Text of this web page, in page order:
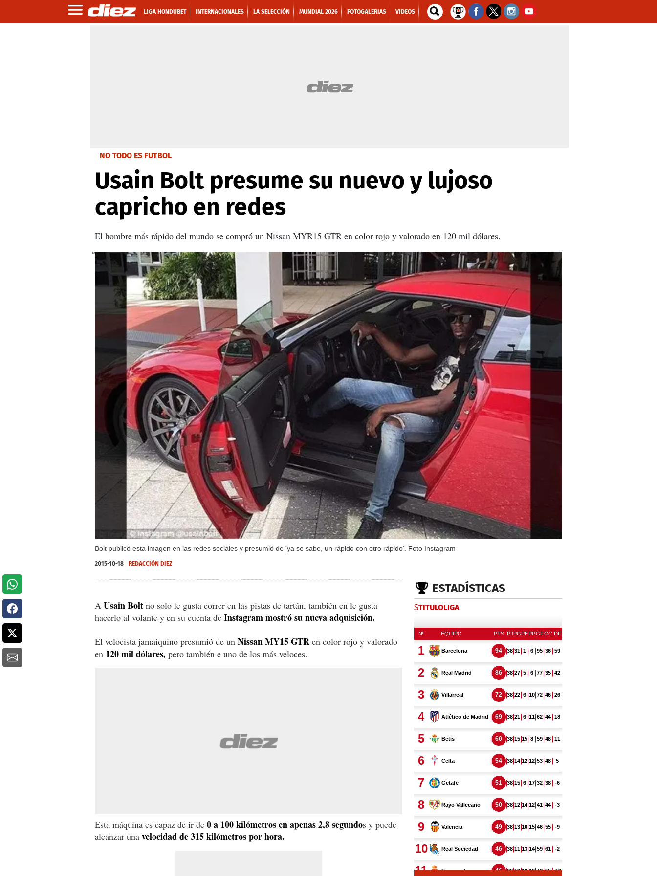
LIGA HONDUBET INTERNACIONALES LA SELECCIÓN MUNDIAL 2026 FOTOGALERIAS VIDEOS
NO TODO ES FUTBOL
Usain Bolt presume su nuevo y lujoso
capricho en redes
El hombre más rápido del mundo se compró un Nissan MYR15 GTR en color rojo y valorado en 120 mil dólares.
Bolt publicó esta imagen en las redes sociales y presumió de 'ya se sabe, un rápido con otro rápido'. Foto Instagram
X
X
X
2015-10-18 REDACCIÓN DIEZ
A Usain Bolt no solo le gusta correr en las pistas de tartán, también en le gusta
hacerlo al volante y en su cuenta de Instagram mostró su nueva adquisición.
El velocista jamaiquino presumió de un Nissan MY15 GTR en color rojo y valorado
en 120 mil dólares, pero también e uno de los más veloces.
Esta máquina es capaz de ir de 0 a 100 kilómetros en apenas 2,8 segundos y puede
alcanzar una velocidad de 315 kilómetros por hora.
ESTADÍSTICAS
$TITULOLIGA